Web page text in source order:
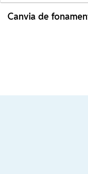
Canvia de